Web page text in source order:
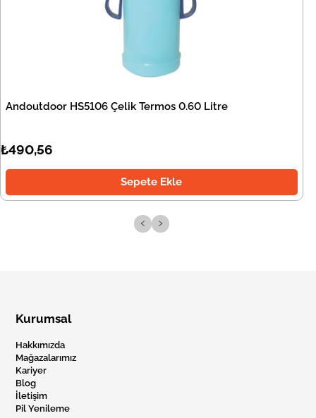
Andoutdoor HS5106 Çelik Termos 0.60 Litre
₺490,56
Sepete Ekle
‹ ›
Kurumsal
Hakkımızda
Mağazalarımız
Kariyer
Blog
İletişim
Pil Yenileme